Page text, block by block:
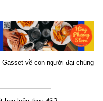
về con người đại chúng